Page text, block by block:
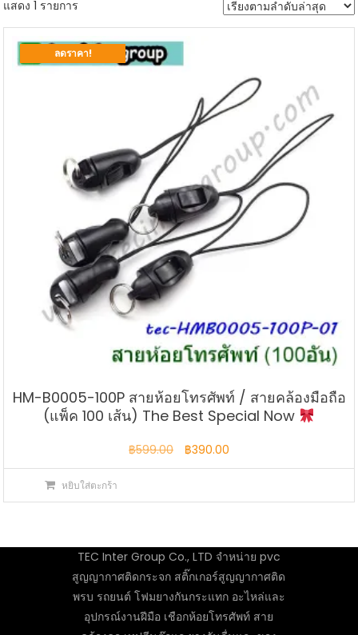
แสดง 1 รายการ
ลดราคา!
HM-B0005-100P สายห้อยโทรศัพท์ / สายคล้องมือถือ
(แพ็ค 100 เส้น) The Best Special Now
฿599.00
Original
price
฿390.00
price
หยิบใส่ตะกร้า
TEC Inter Group Co., LTD จำหน่าย pvc
สูญญากาศติดกระจก สติ๊กเกอร์สูญญากาศติด
พรบ รถยนต์ โฟมยางกันกระแทก อะไหล่และ
อุปกรณ์งานฝีมือ เชือกห้อยโทรศัพท์ สาย